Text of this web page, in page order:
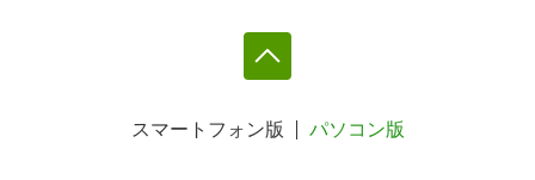
スマートフォン版 パソコン版